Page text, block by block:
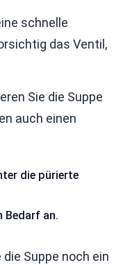
schnelle
das Ventil,
Sie die Suppe
auch einen
die pürierte
Bedarf an.
Suppe noch ein